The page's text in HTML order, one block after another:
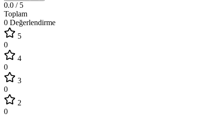
0.0 / 5
Toplam
0 Değerlendirme
5
0
4
0
3
0
2
0